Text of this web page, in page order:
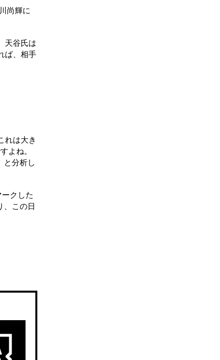
尚輝に
天谷氏は
ば、相手
れは大き
よね。
と分析し
クした
、この日